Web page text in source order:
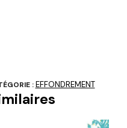
:EFFONDREMENT